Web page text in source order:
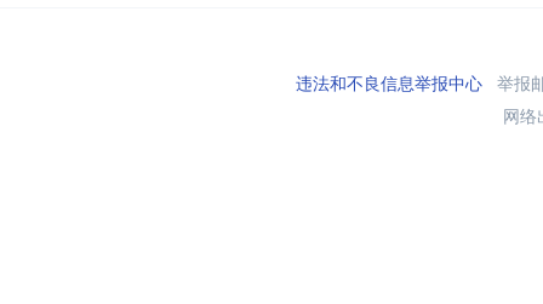
违法和不良信息举报中心举报
网